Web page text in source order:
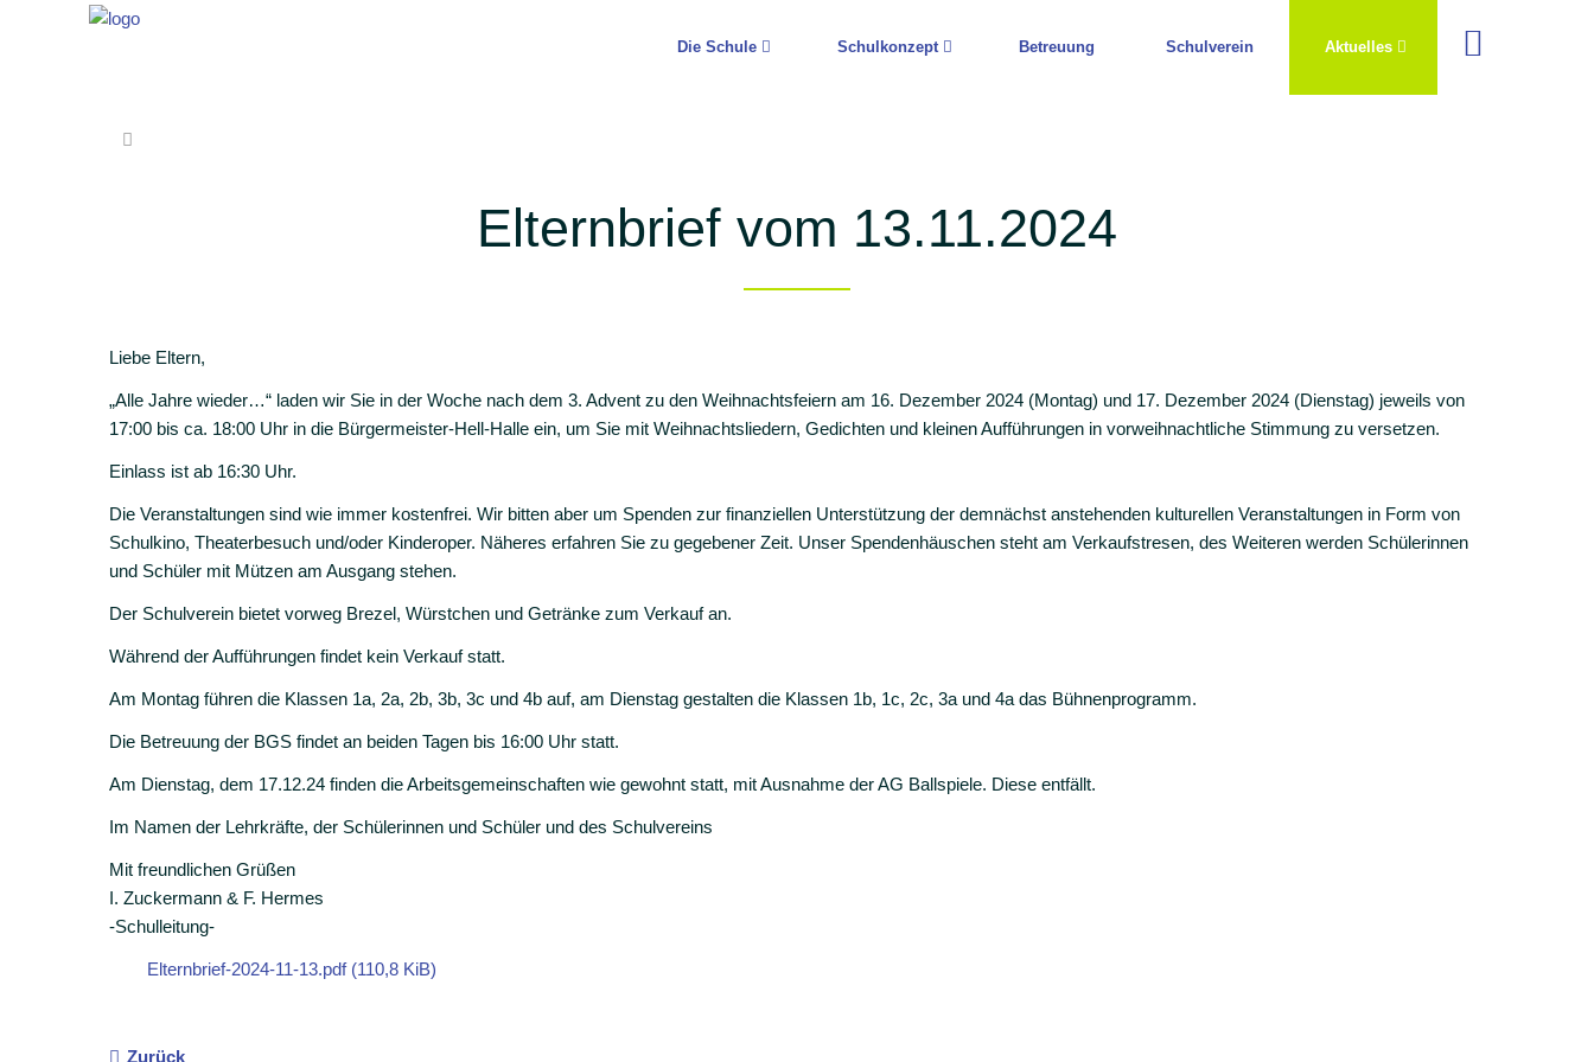
Die Schule Schulkonzept Betreuung Schulverein Aktuelles
Elternbrief vom 13.11.2024
Liebe Eltern,
„Alle Jahre wieder…“ laden wir Sie in der Woche nach dem 3. Advent zu den Weihnachtsfeiern am 16. Dezember 2024 (Montag) und 17. Dezember 2024 (Dienstag) jeweils von
17:00 bis ca. 18:00 Uhr in die Bürgermeister-Hell-Halle ein, um Sie mit Weihnachtsliedern, Gedichten und kleinen Aufführungen in vorweihnachtliche Stimmung zu versetzen.
Einlass ist ab 16:30 Uhr.
Die Veranstaltungen sind wie immer kostenfrei. Wir bitten aber um Spenden zur finanziellen Unterstützung der demnächst anstehenden kulturellen Veranstaltungen in Form von
Schulkino, Theaterbesuch und/oder Kinderoper. Näheres erfahren Sie zu gegebener Zeit. Unser Spendenhäuschen steht am Verkaufstresen, des Weiteren werden Schülerinnen
und Schüler mit Mützen am Ausgang stehen.
Der Schulverein bietet vorweg Brezel, Würstchen und Getränke zum Verkauf an.
Während der Aufführungen findet kein Verkauf statt.
Am Montag führen die Klassen 1a, 2a, 2b, 3b, 3c und 4b auf, am Dienstag gestalten die Klassen 1b, 1c, 2c, 3a und 4a das Bühnenprogramm.
Die Betreuung der BGS findet an beiden Tagen bis 16:00 Uhr statt.
Am Dienstag, dem 17.12.24 finden die Arbeitsgemeinschaften wie gewohnt statt, mit Ausnahme der AG Ballspiele. Diese entfällt.
Im Namen der Lehrkräfte, der Schülerinnen und Schüler und des Schulvereins
Mit freundlichen Grüßen
I. Zuckermann & F. Hermes
-Schulleitung-
Elternbrief-2024-11-13.pdf (110,8 KiB)
Zurück